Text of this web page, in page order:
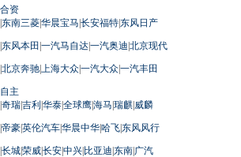
合资
|东南三菱|华晨宝马|长安福特|东风日产
|东风本田 |一汽马自达|一汽奥迪|北京现代
|北京奔驰| 上海大众|一汽大众|一汽丰田
自主
|奇瑞|吉利|华泰|全球鹰|海马|瑞麒|威麟
|帝豪|英伦汽车|华晨中华|哈飞|东风风行
|长城|荣威|长安|中兴|比亚迪|东南|广汽